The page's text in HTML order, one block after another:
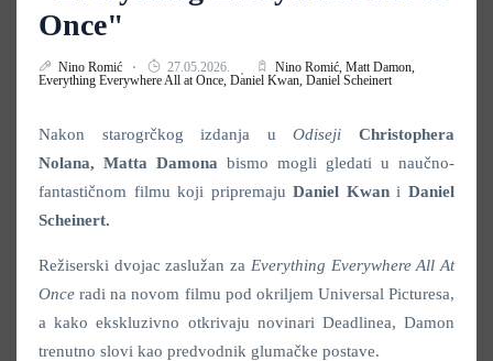
Once"
Nino Romić 27.05.2026. Nino Romić, Matt Damon,
Everything Everywhere All at Once, Daniel Kwan, Daniel Scheinert
Nakon starogrčkog izdanja uOdisejiChristophera
Nolana, Matta Damona bismo mogli gledati u naučno-
fantastičnom filmu koji pripremajuDaniel KwaniDaniel
Scheinert.
Režiserski dvojac zaslužan za Everything Everywhere All At
Onceradi na novom filmu pod okriljem Universal Picturesa,
a kako ekskluzivno otkrivaju novinari Deadlinea, Damon
trenutno slovi kao predvodnik glumačke postave.